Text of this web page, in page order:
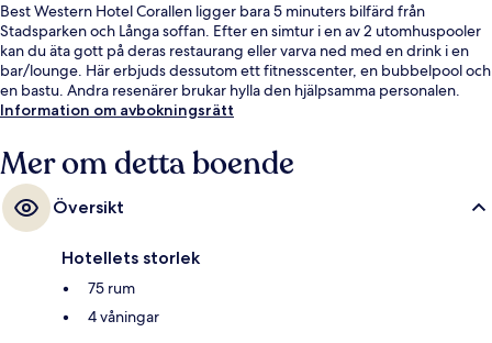
Best Western Hotel Corallen ligger bara 5 minuters bilfärd från
Stadsparken och Långa soffan. Efter en simtur i en av 2 utomhuspooler
kan du äta gott på deras restaurang eller varva ned med en drink i en
bar/lounge. Här erbjuds dessutom ett fitnesscenter, en bubbelpool och
en bastu. Andra resenärer brukar hylla den hjälpsamma personalen.
Information om avbokningsrätt
Mer om detta boende
Översikt
Hotellets storlek
75 rum
4 våningar